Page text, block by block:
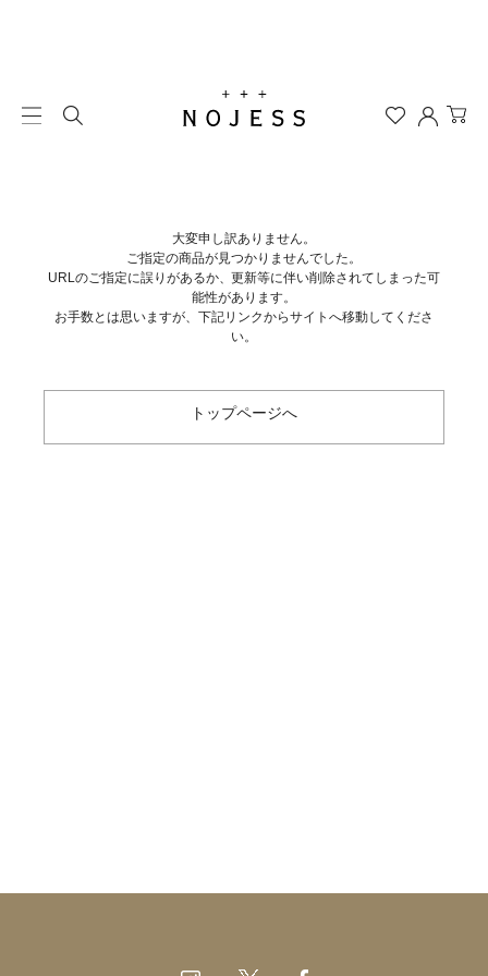
大変申し訳ありません。
ご指定の商品が見つかりませんでした。
URLのご指定に誤りがあるか、更新等に伴い削除されてしまった可
能性があります。
お手数とは思いますが、下記リンクからサイトへ移動してくださ
い。
トップページへ